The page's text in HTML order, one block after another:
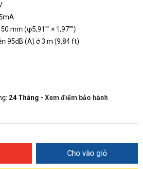
mm (φ5,91"" × 1,97"")
95dB (A) ở 3 m (9,84 ft)
24 Tháng - Xem điểm bảo hành
Cho vào giỏ